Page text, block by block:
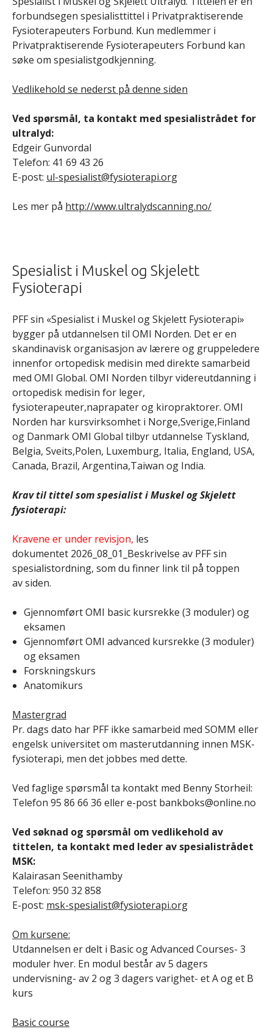
forbundsegen spesialisttittel i Privatpraktiserende
Fysioterapeuters Forbund. Kun medlemmer i
Privatpraktiserende Fysioterapeuters Forbund kan
søke om spesialistgodkjenning.
Vedlikehold se nederst på denne siden
Ved spørsmål, ta kontakt med spesialistrådet for
ultralyd:
Edgeir Gunvordal
Telefon: 41 69 43 26
E-post: ul-spesialist@fysioterapi.org
Les mer på http://www.ultralydscanning.no/
Spesialist i Muskel og Skjelett
Fysioterapi
PFF sin «Spesialist i Muskel og Skjelett Fysioterapi»
bygger på utdannelsen til OMI Norden. Det er en
skandinavisk organisasjon av lærere og gruppeledere
innenfor ortopedisk medisin med direkte samarbeid
med OMI Global. OMI Norden tilbyr videreutdanning i
ortopedisk medisin for leger,
fysioterapeuter,naprapater og kiropraktorer. OMI
Norden har kursvirksomhet i Norge,Sverige,Finland
og Danmark OMI Global tilbyr utdannelse Tyskland,
Belgia, Sveits,Polen, Luxemburg, Italia, England, USA,
Canada, Brazil, Argentina,Taiwan og India.
Krav til tittel som spesialist i Muskel og Skjelett
fysioterapi:
Kravene er under revisjon, les
dokumentet 2026_08_01_Beskrivelse av PFF sin
spesialistordning, som du finner link til på toppen
av siden.
Gjennomført OMI basic kursrekke (3 moduler) og
eksamen
Gjennomført OMI advanced kursrekke (3 moduler)
og eksamen
Forskningskurs
Anatomikurs
Mastergrad
Pr. dags dato har PFF ikke samarbeid med SOMM eller
engelsk universitet om masterutdanning innen MSK-
fysioterapi, men det jobbes med dette.
Ved faglige spørsmål ta kontakt med Benny Storheil:
Telefon 95 86 66 36 eller e-post bankboks@online.no
Ved søknad og spørsmål om vedlikehold av
tittelen, ta kontakt med leder av spesialistrådet
MSK:
Kalairasan Seenithamby
Telefon: 950 32 858
E-post: msk-spesialist@fysioterapi.org
Om kursene:
Utdannelsen er delt i Basic og Advanced Courses- 3
moduler hver. En modul består av 5 dagers
undervisning- av 2 og 3 dagers varighet- et A og et B
kurs
Basic course